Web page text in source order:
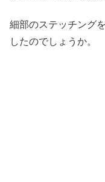
細部のステッチング
したのでしょうか。